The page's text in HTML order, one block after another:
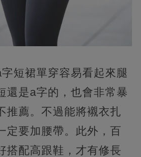
短裙單穿容易看起來腿
還是a字的，也會非常暴
推薦。不過能將襯衣扎
定要加腰帶。此外，百
搭配高跟鞋，才有修長